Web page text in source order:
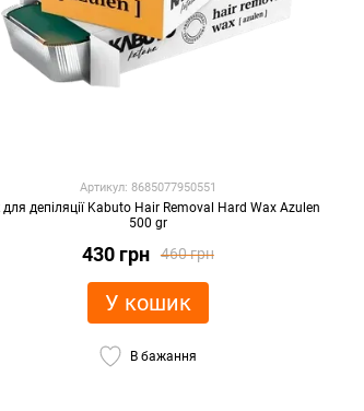
Артикул: 8685077950551
для депіляції Kabuto Hair Removal Hard Wax Azulen
500 gr
460 грн
430 грн
У кошик
В бажання